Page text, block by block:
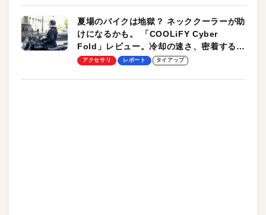
夏場のバイクは地獄？ ネッククーラーが助
けになるかも。 「COOLiFY Cyber
Fold」レビュー。冷却の速さ、密着する冷
却プレート、シンプルな操作性がグッド！
アクセサリ レポート タイアップ